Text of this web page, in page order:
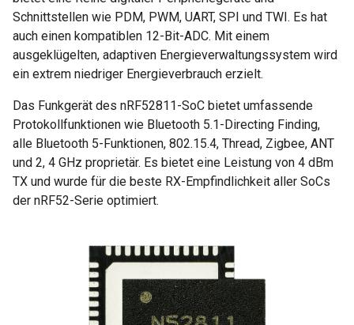
Schnittstellen wie PDM, PWM, UART, SPI und TWI. Es hat
auch einen kompatiblen 12-Bit-ADC. Mit einem
ausgeklügelten, adaptiven Energieverwaltungssystem wird
ein extrem niedriger Energieverbrauch erzielt.
Das Funkgerät des nRF52811-SoC bietet umfassende
Protokollfunktionen wie Bluetooth 5.1-Directing Finding,
alle Bluetooth 5-Funktionen, 802.15.4, Thread, Zigbee, ANT
und 2, 4 GHz proprietär. Es bietet eine Leistung von 4 dBm
TX und wurde für die beste RX-Empfindlichkeit aller SoCs
der nRF52-Serie optimiert.